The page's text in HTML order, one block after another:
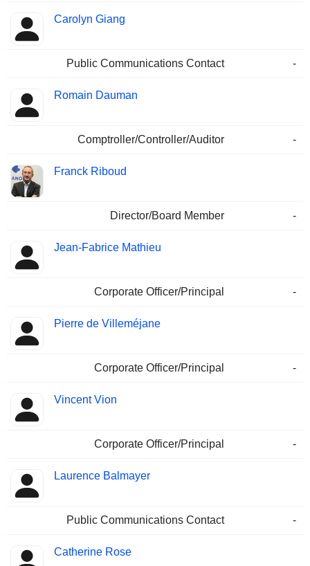
Carolyn Giang
Public Communications Contact -
Romain Dauman
Comptroller/Controller/Auditor -
Franck Riboud
Director/Board Member -
Jean-Fabrice Mathieu
Corporate Officer/Principal -
Pierre de Villeméjane
Corporate Officer/Principal -
Vincent Vion
Corporate Officer/Principal -
Laurence Balmayer
Public Communications Contact -
Catherine Rose